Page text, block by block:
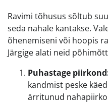
Ravimi tõhusus sõltub
seda nahale kantakse.
õhenemiseni või hoopis
Järgige alati neid
Puhastage
kandmist peske
ärritunud